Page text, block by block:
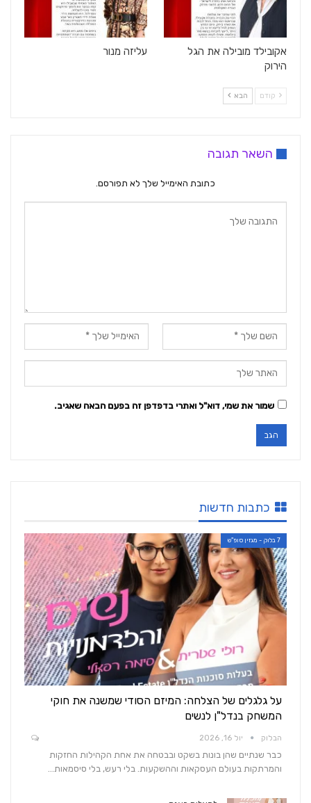
אקובילד מובילה את הגל
הירוק
עליזה מנור
קודם הבא
השאר תגובה
כתובת האימייל שלך לא תפורסם.
שמור את שמי, דוא"ל ואתרי בדפדפן זה בפעם הבאה שאגיב.
כתבות חדשות
7 בלוק - מגזין סופ"ש
על גלגלים של הצלחה: המיזם הסודי שמשנה את חוקי
המשחק בנדל"ן לנשים
הבלוק יול 16, 2026
כבר שנתיים שהן בונות בשקט ובבטחה את אחת הקהילות החזקות
והמרתקות בעולם העסקאות וההשקעות. בלי רעש, בלי סיסמאות…